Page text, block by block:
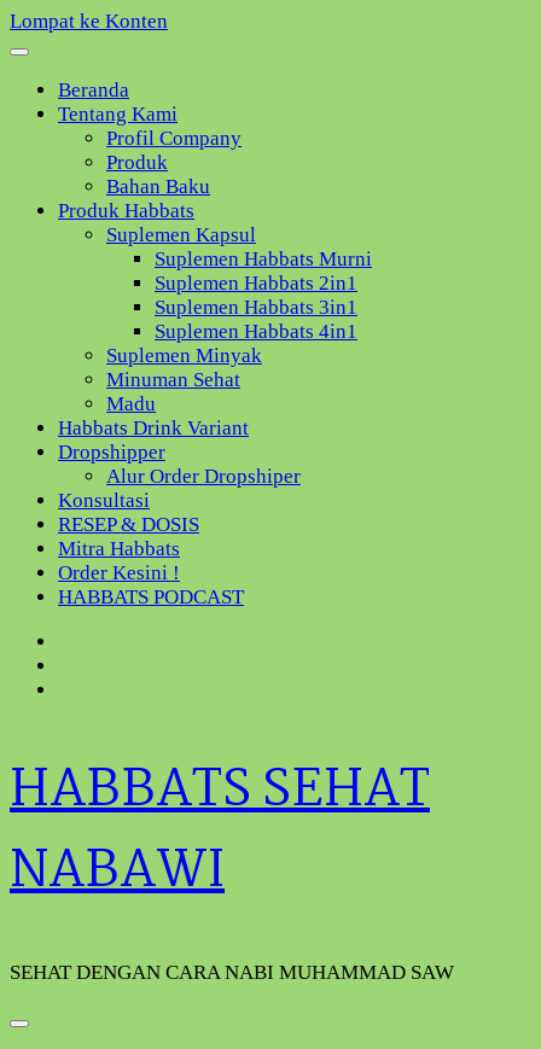
Lompat ke Konten
Beranda
Tentang Kami
Profil Company
Produk
Bahan Baku
Produk Habbats
Suplemen Kapsul
Suplemen Habbats Murni
Suplemen Habbats 2in1
Suplemen Habbats 3in1
Suplemen Habbats 4in1
Suplemen Minyak
Minuman Sehat
Madu
Habbats Drink Variant
Dropshipper
Alur Order Dropshiper
Konsultasi
RESEP & DOSIS
Mitra Habbats
Order Kesini !
HABBATS PODCAST
HABBATS SEHAT
NABAWI
SEHAT DENGAN CARA NABI MUHAMMAD SAW